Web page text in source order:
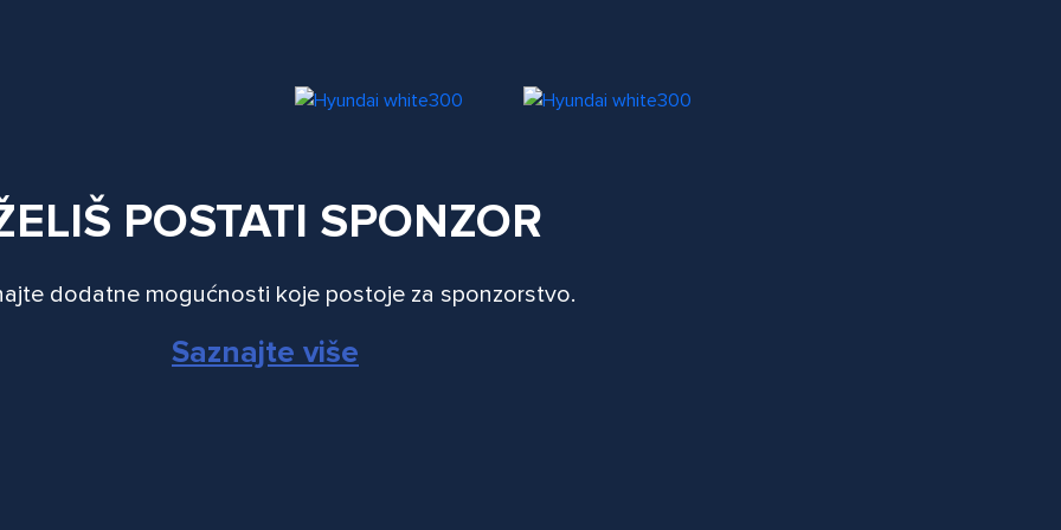
POSTATI SPONZOR
dodatne mogućnosti koje postoje za sponzorstvo.
Saznajte više